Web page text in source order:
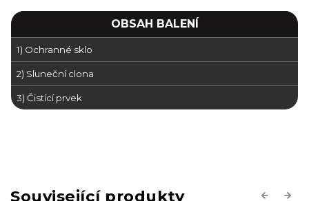
OBSAH BALENÍ
1) Ochranné sklo
2) Sluneční clona
3) Čistící prvek
Související produkty Previous
Next